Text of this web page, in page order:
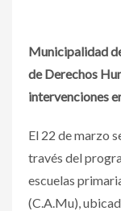
Municipalidad
de Derechos
intervenciones
El 22 de marzo
través del
escuelas
(C.A.Mu),